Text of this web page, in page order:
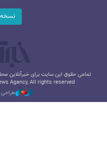
تمامی حقوق این سایت برای خبرآنلاین
Agancy, All rights reserved
طراحی